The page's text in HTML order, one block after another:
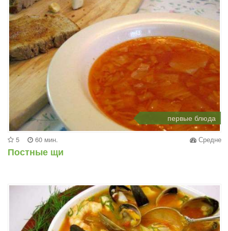
первые блюда
5 60 мин. Средне
Постные щи